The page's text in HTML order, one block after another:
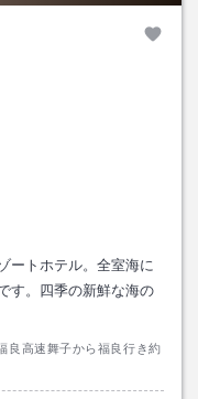
ートホテル。全室海に
す。四季の新鮮な海の
良高速舞子から福良行き約